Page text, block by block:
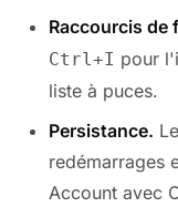
Raccourcis de
Ctrl+I pour
liste à puces.
Persistance.
redémarrages
Account avec